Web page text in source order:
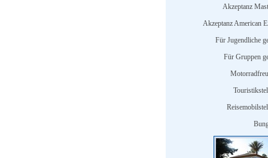
Akzeptanz
Akzeptanz American
Für Jugendliche
Für Gruppen